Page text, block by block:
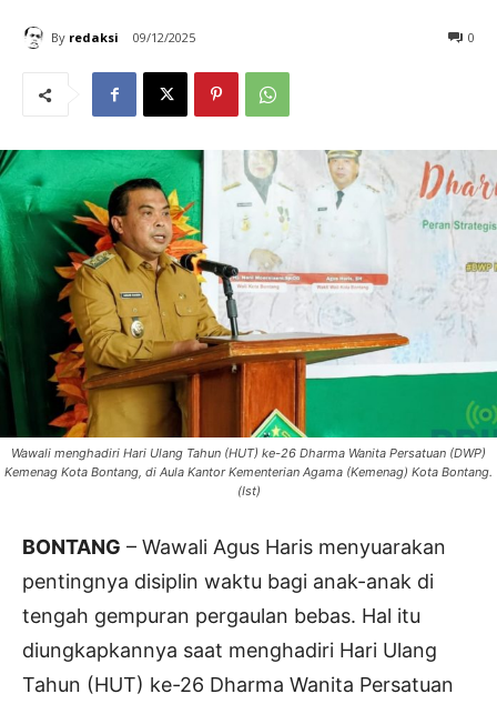
By redaksi 09/12/2025 0
Wawali menghadiri Hari Ulang Tahun (HUT) ke-26 Dharma Wanita Persatuan (DWP)
Kemenag Kota Bontang, di Aula Kantor Kementerian Agama (Kemenag) Kota Bontang.
(Ist)
BONTANG – Wawali Agus Haris menyuarakan
pentingnya disiplin waktu bagi anak-anak di
tengah gempuran pergaulan bebas. Hal itu
diungkapkannya saat menghadiri Hari Ulang
Tahun (HUT) ke-26 Dharma Wanita Persatuan